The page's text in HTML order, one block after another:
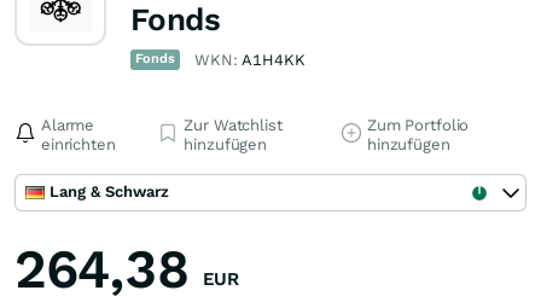
Fonds
Fonds WKN:A1H4KK
Alarme
einrichten
Zur Watchlist
hinzufügen
Zum Portfolio
hinzufügen
Lang & Schwarz
264,38 EUR